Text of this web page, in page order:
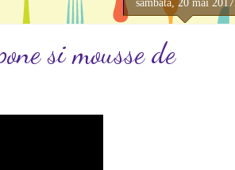
sâmbătă, 20 mai 2017
si mousse de